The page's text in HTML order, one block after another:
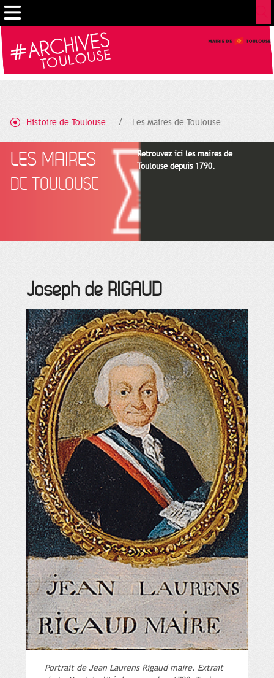
Histoire de Toulouse Les Maires de Toulouse
LES MAIRES
DE TOULOUSE
Retrouvez ici les maires de
Toulouse depuis 1790.
Joseph de RIGAUD
Portrait de Jean Laurens Rigaud maire. Extrait
Gestion de vos préférences sur les cookies